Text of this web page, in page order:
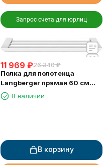
Запрос счета для юрлиц
11 969 ₽26 340 ₽
Полка для полотенца
Langberger прямая 60 см
11303AВ наличии
В корзину